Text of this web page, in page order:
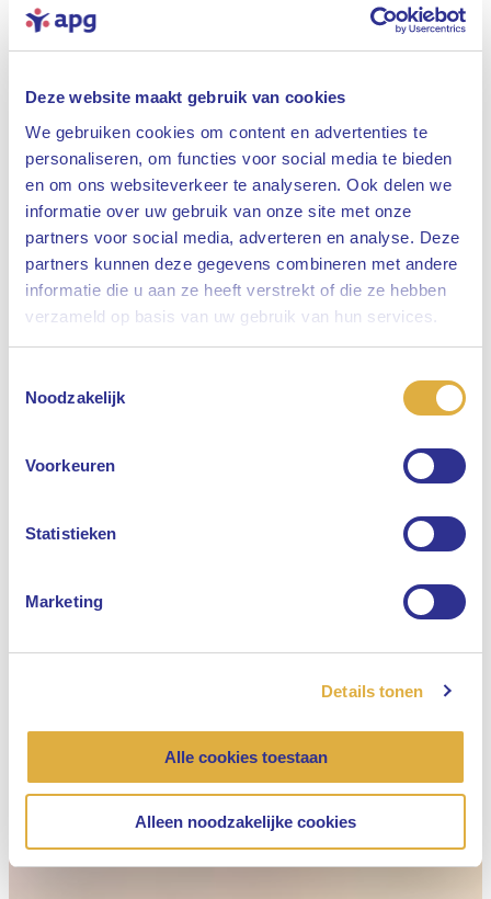
Deze website maakt gebruik van cookies
We gebruiken cookies om content en advertenties te
personaliseren, om functies voor social media te bieden
en om ons websiteverkeer te analyseren. Ook delen we
informatie over uw gebruik van onze site met onze
partners voor social media, adverteren en analyse. Deze
partners kunnen deze gegevens combineren met andere
informatie die u aan ze heeft verstrekt of die ze hebben
verzameld op basis van uw gebruik van hun services.
Noodzakelijk
Voorkeuren
Statistieken
Marketing
Details tonen
Alle cookies toestaan
Alleen noodzakelijke cookies
Sluiten